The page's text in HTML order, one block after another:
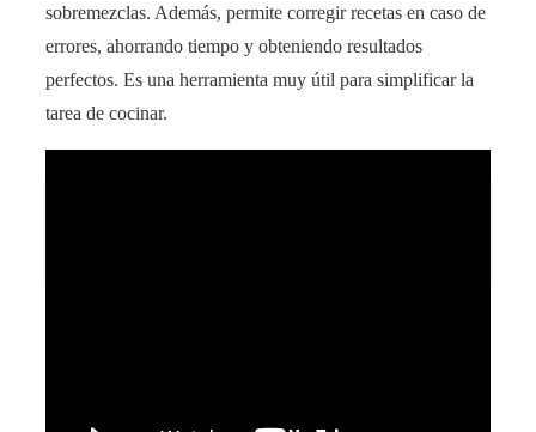
sobremezclas. Además, permite corregir recetas en caso de
errores, ahorrando tiempo y obteniendo resultados
perfectos. Es una herramienta muy útil para simplificar la
tarea de cocinar.